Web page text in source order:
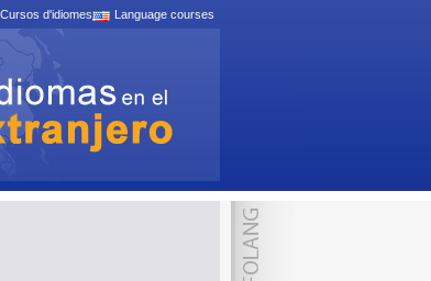
Cursos d'idiomes Language courses